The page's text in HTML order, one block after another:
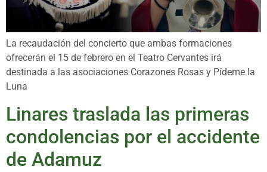
La recaudación del concierto que ambas formaciones
ofrecerán el 15 de febrero en el Teatro Cervantes irá
destinada a las asociaciones Corazones Rosas y Pídeme la
Luna
Linares traslada las primeras
condolencias por el accidente
de Adamuz